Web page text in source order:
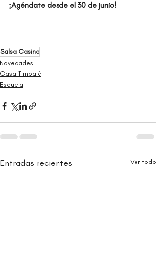
¡Agéndate desde el 30 de junio!
Salsa Casino
Novedades
Casa Timbalé
Escuela
Entradas recientes Ver todo